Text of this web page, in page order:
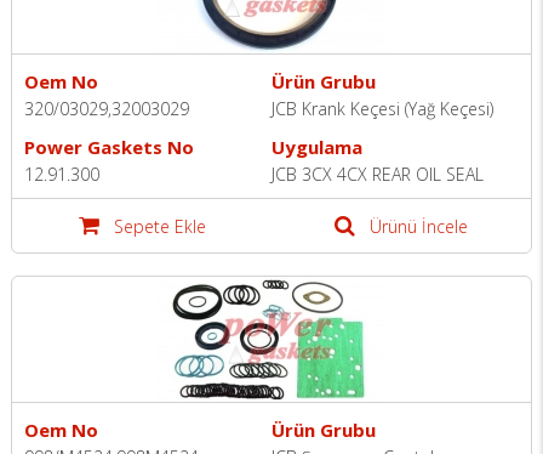
Oem No
320/03029,32003029
Ürün Grubu
JCB Krank Keçesi (Yağ Keçesi)
Power Gaskets No
12.91.300
Uygulama
JCB 3CX 4CX REAR OIL SEAL
Sepete Ekle Ürünü İncele
Oem No Ürün Grubu